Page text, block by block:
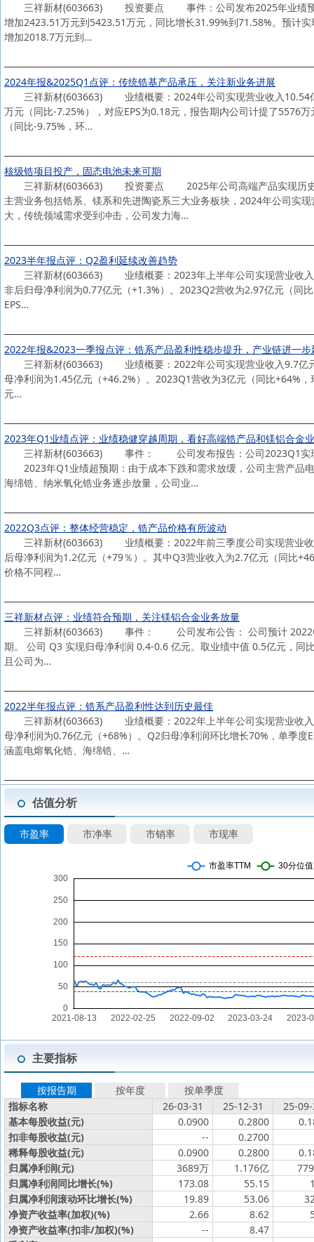
三祥新材(603663) 投资要点 事件：公司发布2025年业绩预告
增加2423.51万元到5423.51万元，同比增长31.99%到71.58%。预计
增加2018.7万元到…
2024年报&2025Q1点评：传统锆基产品承压，关注新业务进展
三祥新材(603663) 业绩概要：2024年公司实现营业收入10.54亿
万元（同比-7.25%），对应EPS为0.18元，报告期内公司计提了5576
（同比-9.75%，环…
核级锆项目投产，固态电池未来可期
三祥新材(603663) 投资要点 2025年公司高端产品实现历史性突
主营业务包括锆系、镁系和先进陶瓷系三大业务板块，2024年公司实
大，传统领域需求受到冲击，公司发力海…
2023半年报点评：Q2盈利延续改善趋势
三祥新材(603663) 业绩概要：2023年上半年公司实现营业收入
非后归母净利润为0.77亿元（+1.3%）。2023Q2营收为2.97亿元（同
EPS…
2022年报&2023一季报点评：锆系产品盈利性稳步提升，产业链进一步
三祥新材(603663) 业绩概要：2022年公司实现营业收入9.7亿元
母净利润为1.45亿元（+46.2%）。2023Q1营收为3亿元（同比+64%
元…
2023年Q1业绩点评：业绩稳健穿越周期，看好高端锆产品和镁铝合金
三祥新材(603663) 事件： 公司发布报告：公司2023Q1实现
2023年Q1业绩超预期：由于成本下跌和需求放缓，公司主营产品
海绵锆、纳米氧化锆业务逐步放量，公司业…
2022Q3点评：整体经营稳定，锆产品价格有所波动
三祥新材(603663) 业绩概要：2022年前三季度公司实现营业收入
后母净利润为1.2亿元（+79％）。其中Q3营业收入为2.7亿元（同
价格不同程…
三祥新材点评：业绩符合预期，关注镁铝合金业务放量
三祥新材(603663) 事件： 公司发布公告： 公司预计
期。 公司 Q3 实现归母净利润 0.4-0.6 亿元。取业绩中值 0.5亿元，
且公司为…
2022半年报点评：锆系产品盈利性达到历史最佳
三祥新材(603663) 业绩概要：2022年上半年公司实现营业收入
母净利润为0.76亿元（+68%）。Q2归母净利润环比增长70%，单
涵盖电熔氧化锆、海绵锆、…
估值分析
市盈率 市净率 市销率 市现率
主要指标
按报告期 按年度
按单季度
指标名称
26-03-31 25-12-31
25-
基本每股收益(元)
0.0900 0.2800
扣非每股收益(元)
--
0.2700
稀释每股收益(元)
0.0900 0.2800
归属净利润(元)
3689万 1.176亿
归属净利润同比增长(%)
173.08 55.15
归属净利润滚动环比增长(%)
19.89 53.06
净资产收益率(加权)(%)
2.66 8.62
净资产收益率(扣非/加权)(%)
--
8.47